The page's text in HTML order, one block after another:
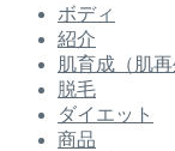
ボディ
紹介
肌育成（肌再
脱毛
ダイエット
商品